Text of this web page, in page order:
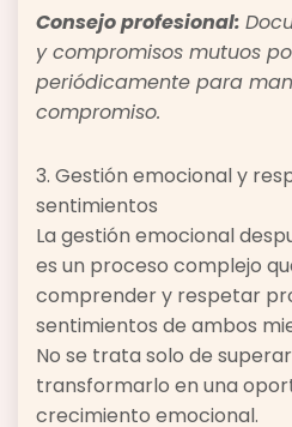
Consejo profesional:
y compromisos mutuos
periódicamente para
compromiso.
3. Gestión emocional y
sentimientos
La gestión emocional
es un proceso complejo
comprender y respetar
sentimientos de ambos
No se trata solo de
transformarlo en una
crecimiento emocional.